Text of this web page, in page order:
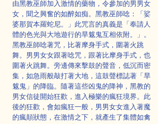
由黑教巫師加入激情的藥物，令參加的男男女
女，聞之興奮的如醉如痴。黑教巫師唸：「娑
婆那賀本羅蛇尼。」此咒言的真義是「奉請人
體的色光與大地遊行的旱魃鬼互相依附。」。
黑教巫師唸著咒，比著摩身手式，圍著火跳
舞。男男女女跟著唸咒，跟著比摩身手式，也
圍著火跳舞。旁邊傳來擊鼓的聲音，低沉而密
集，如急雨般敲打著大地，這鼓聲標誌著「旱
魃鬼」的降臨。隨著這些凶鬼的降神，黑教的
男女信徒開始狂歡，進入極樂的瘋狂境界。此
後的狂歡，會如瘋狂一般，男男女女進入著魔
的瘋顛狀態，在激情之下，就產生了集體如禽